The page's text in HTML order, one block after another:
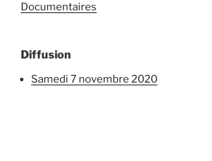
Documentaires
Diffusion
samedi 7 novembre 2020